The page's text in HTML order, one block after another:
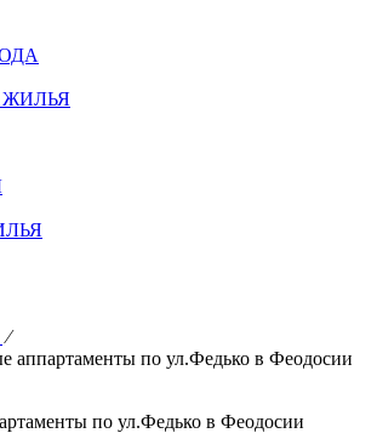
ЖИЛЬЯ
⁄
аппартаменты по ул.Федько в Феодосии
по ул.Федько в Феодосии